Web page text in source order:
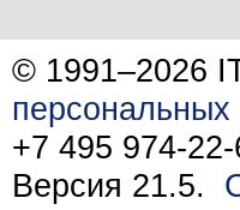
© 1991–2026
+7 495 974-
Версия 21.5.